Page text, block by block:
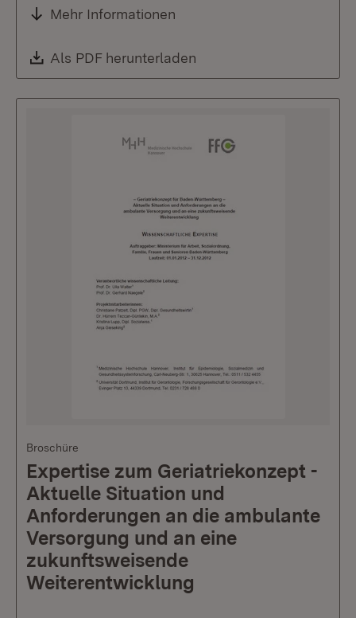
Mehr Informationen
Download:
Als PDF herunterladen
Broschüre
Expertise zum Geriatriekonzept -
Aktuelle Situation und
Anforderungen an die ambulante
Versorgung und an eine
zukunftsweisende
Weiterentwicklung